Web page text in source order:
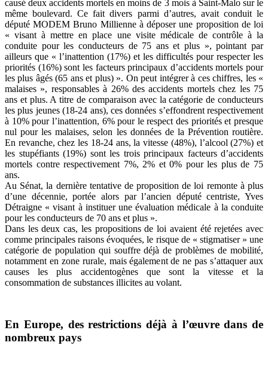
causé deux accidents mortels en moins de 3 mois à Saint-Malo sur le
même boulevard. Ce fait divers parmi d’autres, avait conduit le
député MODEM Bruno Millienne à déposer une proposition de loi
« visant à mettre en place une visite médicale de contrôle à la
conduite pour les conducteurs de 75 ans et plus », pointant par
ailleurs que « l’inattention (17%) et les difficultés pour respecter les
priorités (16%) sont les facteurs principaux d’accidents mortels pour
les plus âgés (65 ans et plus) ». On peut intégrer à ces chiffres, les «
malaises », responsables à 26% des accidents mortels chez les 75
ans et plus. A titre de comparaison avec la catégorie de conducteurs
les plus jeunes (18-24 ans), ces données s’effondrent respectivement
à 10% pour l’inattention, 6% pour le respect des priorités et presque
nul pour les malaises, selon les données de la Prévention routière.
En revanche, chez les 18-24 ans, la vitesse (48%), l’alcool (27%) et
les stupéfiants (19%) sont les trois principaux facteurs d’accidents
mortels contre respectivement 7%, 2% et 0% pour les plus de 75
ans.
Au Sénat, la dernière tentative de proposition de loi remonte à plus
d’une décennie, portée alors par l’ancien député centriste, Yves
Détraigne « visant à instituer une évaluation médicale à la conduite
pour les conducteurs de 70 ans et plus ».
Dans les deux cas, les propositions de loi avaient été rejetées avec
comme principales raisons évoquées, le risque de « stigmatiser » une
catégorie de population qui souffre déjà de problèmes de mobilité,
notamment en zone rurale, mais également de ne pas s’attaquer aux
causes les plus accidentogènes que sont la vitesse et la
consommation de substances illicites au volant.
En Europe, des restrictions déjà à l’œuvre dans de
nombreux pays